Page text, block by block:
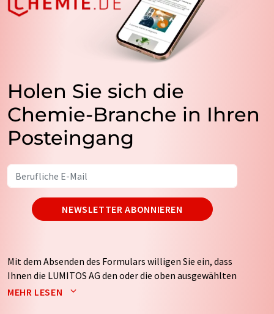
Holen Sie sich die
Chemie-Branche in Ihren
Posteingang
NEWSLETTER ABONNIEREN
Mit dem Absenden des Formulars willigen Sie ein, dass
Ihnen die LUMITOS AG den oder die oben ausgewählten
Newsletter per E-Mail zusendet. Ihre Daten werden
MEHR LESEN